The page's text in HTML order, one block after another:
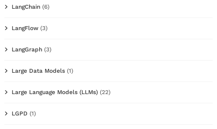
LangChain (6)
LangFlow (3)
LangGraph (3)
Large Data Models (1)
Large Language Models (LLMs) (22)
LGPD (1)